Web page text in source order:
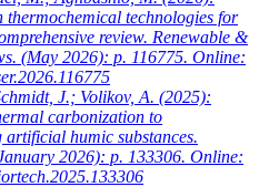
thermochemical technologies for
review. Renewable &
(May 2026): p. 116775. Online:
J.; Volikov, A. (2025):
carbonization to
humic substances.
2026): p. 133306. Online: